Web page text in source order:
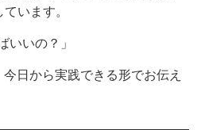
います。
いいの？」
日から実践できる形でお伝え